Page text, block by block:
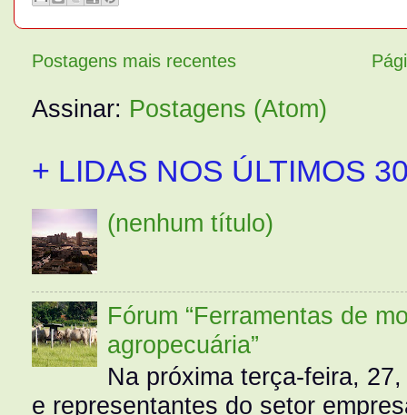
Postagens mais recentes
Assinar: Postagens (Atom)
+ LIDAS NOS ÚLTIMOS
(nenhum título)
Fórum “Ferramentas de
agropecuária”
Na próxima terça-feira,
e representantes do setor